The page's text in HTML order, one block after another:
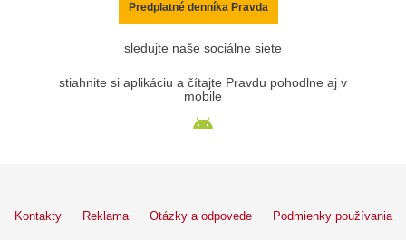
Predplatné denníka Pravda
sledujte naše sociálne siete
stiahnite si aplikáciu a čítajte Pravdu pohodlne aj v
mobile
Kontakty Reklama Otázky a odpovede Podmienky používania